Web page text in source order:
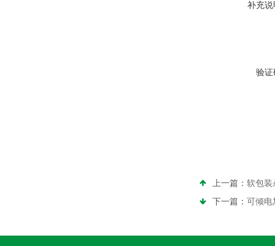
补充说
验证
上一篇： 软包装
下一篇： 可倾电